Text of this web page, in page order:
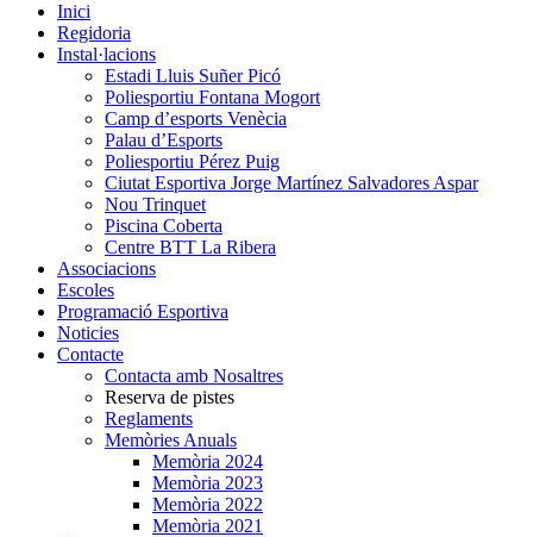
Inici
Regidoria
Instal·lacions
Estadi Lluis Suñer Picó
Poliesportiu Fontana Mogort
Camp d’esports Venècia
Palau d’Esports
Poliesportiu Pérez Puig
Ciutat Esportiva Jorge Martínez Salvadores Aspar
Nou Trinquet
Piscina Coberta
Centre BTT La Ribera
Associacions
Escoles
Programació Esportiva
Noticies
Contacte
Contacta amb Nosaltres
Reserva de pistes
Reglaments
Memòries Anuals
Memòria 2024
Memòria 2023
Memòria 2022
Memòria 2021